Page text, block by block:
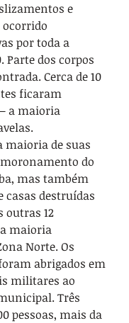
e
ocorrido
por toda a
Parte dos corpos
Cerca de 10
ficaram
a maioria
maioria de suas
do
mas também
casas destruídas
outras 12
maioria
Norte. Os
abrigados em
militares ao
Três
pessoas, mais da